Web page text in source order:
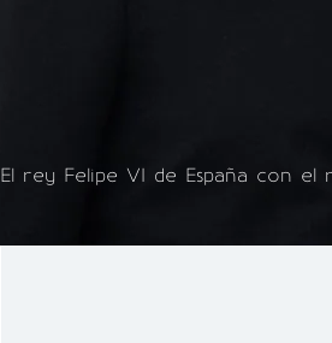
El rey Felipe VI de España con